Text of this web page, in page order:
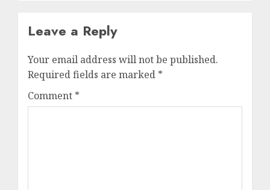
Leave a Reply
Your email address will not be published.
Required fields are marked *
Comment *